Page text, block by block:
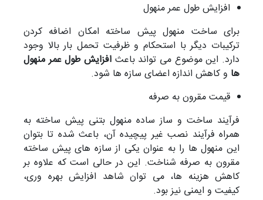
افزایش طول عمر منهول
برای ساخت منهول پیش ساخته امکان اضافه کردن
ترکیبات دیگر با استحکام و ظرفیت تحمل بار بالا وجود
دارد. این موضوع می تواند باعثافزایش طول عمر منهول
و کاهش اندازه اعضای سازه ها شود.
قیمت مقرون به صرفه
فرآیند ساخت و ساز ساده منهول بتنی پیش ساخته به
همراه فرآیند نصب غیر پیچیده آن، باعث شده تا بتوان
این منهول ها را به عنوان یکی از سازه های پیش ساخته
مقرون به صرفه شناخت. این در حالی است که علاوه بر
کاهش هزینه ها، می توان شاهد افزایش بهره وری،
کیفیت و ایمنی نیز بود.